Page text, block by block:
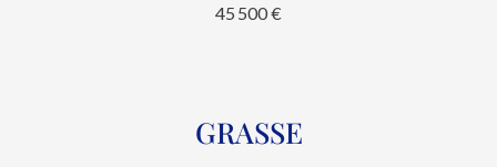
45 500 €
GRASSE